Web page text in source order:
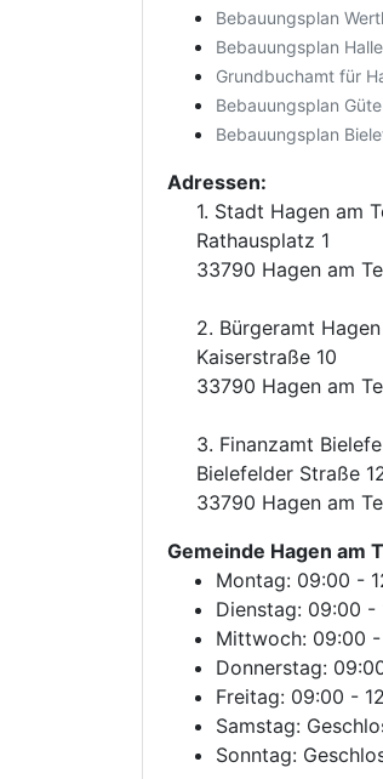
Bebauungsplan
Bebauungsplan
Grundbuchamt für
Bebauungsplan
Bebauungsplan
Adressen:
1. Stadt Hagen am
Rathausplatz 1
33790 Hagen am
2. Bürgeramt
Kaiserstraße 10
33790 Hagen am
3. Finanzamt
Bielefelder Straße
33790 Hagen am
Gemeinde Hagen am
Montag: 09:00 -
Dienstag: 09:00 -
Mittwoch: 09:00 -
Donnerstag:
Freitag: 09:00 -
Samstag:
Sonntag: